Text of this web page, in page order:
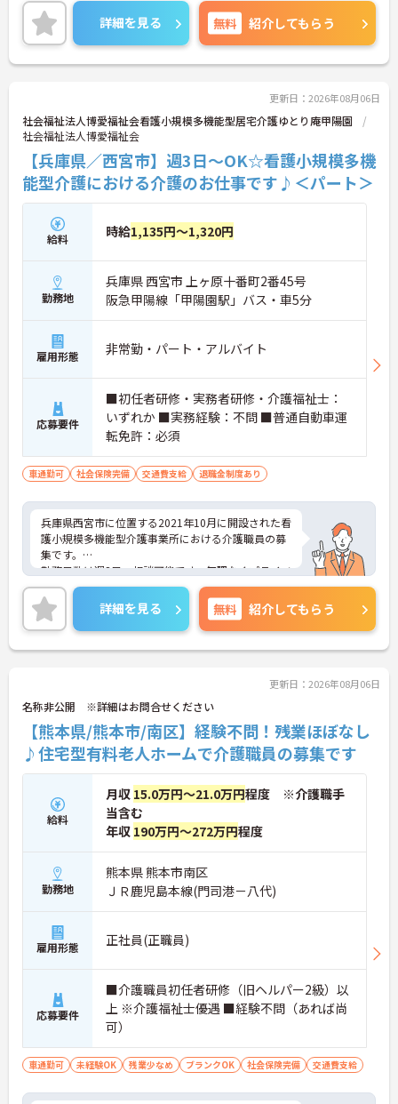
詳細を見る 無料 紹介してもらう
更新日：2026年08月06日
社会福祉法人博愛福祉会看護小規模多機能型居宅介護ゆとり庵甲陽園
社会福祉法人博愛福祉会
【兵庫県／西宮市】週3日～OK☆看護小規模多機
能型介護における介護のお仕事です♪＜パート＞
給料 時給1,135円～1,320円
勤務地
兵庫県 西宮市 上ヶ原十番町2番45号
阪急甲陽線「甲陽園駅」バス・車5分
雇用形態 非常勤・パート・アルバイト
応募要件
■初任者研修・実務者研修・介護福祉士：
いずれか ■実務経験：不問 ■普通自動車運
転免許：必須
車通勤可 社会保険完備 交通費支給 退職金制度あり
兵庫県西宮市に位置する2021年10月に開設された看
護小規模多機能型介護事業所における介護職員の募
集です。
勤務日数は週3日～相談可能です。無理なくプライベ
ートを大切にしながらご勤務いただけます。また、
研修制度・資格取得支援制度があり、働きながらス
キルアップが目指せます。
ご興味のある方には、面接対策ポイントなど、さら
に詳細をご案内しますのでお気軽にご相談くださ
詳細を見る 無料 紹介してもらう
更新日：2026年08月06日
名称非公開 ※詳細はお問合せください
【熊本県/熊本市/南区】経験不問！残業ほぼなし
♪住宅型有料老人ホームで介護職員の募集です
給料
月収 15.0万円～21.0万円程度 ※介護職手
当含む
年収 190万円～272万円程度
勤務地
熊本県 熊本市南区
ＪＲ鹿児島本線(門司港－八代)
雇用形態 正社員(正職員)
応募要件
■介護職員初任者研修（旧ヘルパー2級）以
上 ※介護福祉士優遇 ■経験不問（あれば尚
可）
車通勤可 未経験OK 残業少なめ ブランクOK 社会保険完備 交通費支給